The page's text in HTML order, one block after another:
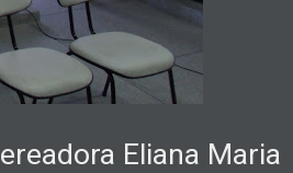
Eliana Maria